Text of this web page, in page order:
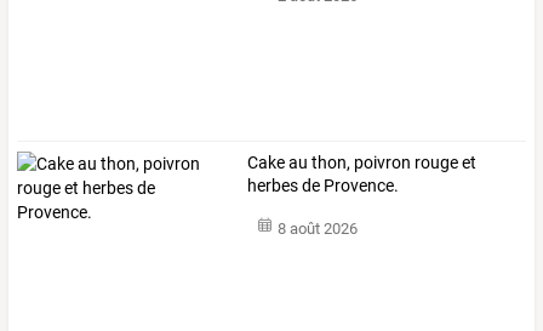
Cake au thon, poivron rouge et
herbes de Provence.
8 août 2026